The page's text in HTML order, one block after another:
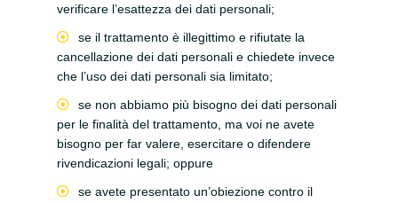
verificare l’esattezza dei dati personali;
se il trattamento è illegittimo e rifiutate la
cancellazione dei dati personali e chiedete invece
che l’uso dei dati personali sia limitato;
se non abbiamo più bisogno dei dati personali
per le finalità del trattamento, ma voi ne avete
bisogno per far valere, esercitare o difendere
rivendicazioni legali; oppure
se avete presentato un’obiezione contro il